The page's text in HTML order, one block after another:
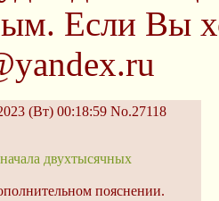
Если Вы
(Вт) 00:18:59 No.27118
двухтысячных
пояснении.